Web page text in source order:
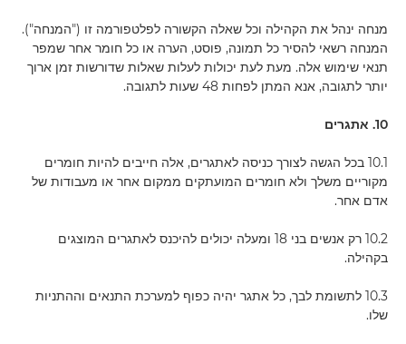
מנחה ינהל את הקהילה וכל שאלה הקשורה לפלטפורמה זו ("המנחה").
המנחה רשאי להסיר כל תמונה, פוסט, הערה או כל חומר אחר שמפר
תנאי שימוש אלה. מעת לעת יכולות לעלות שאלות שדורשות זמן ארוך
יותר לתגובה, אנא המתן לפחות 48 שעות לתגובה.
10. אתגרים
10.1 בכל הגשה לצורך כניסה לאתגרים, אלה חייבים להיות חומרים
מקוריים משלך ולא חומרים המועתקים ממקום אחר או מעבודות של
אדם אחר.
10.2 רק אנשים בני 18 ומעלה יכולים להיכנס לאתגרים המוצגים
בקהילה.
10.3 לתשומת לבך, כל אתגר יהיה כפוף למערכת התנאים וההתניות
שלו.